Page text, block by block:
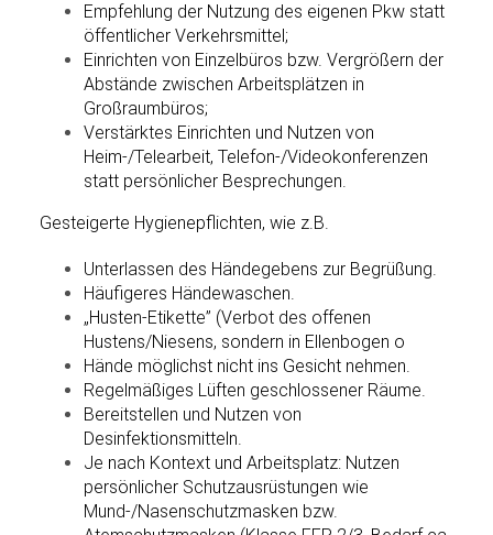
Empfehlung der Nutzung des eigenen Pkw statt
öffentlicher Verkehrsmittel;
Einrichten von Einzelbüros bzw. Vergrößern der
Abstände zwischen Arbeitsplätzen in
Großraumbüros;
Verstärktes Einrichten und Nutzen von
Heim-/Telearbeit, Telefon-/Videokonferenzen
statt persönlicher Besprechungen.
Gesteigerte Hygienepflichten, wie z.B.
Unterlassen des Händegebens zur Begrüßung.
Häufigeres Händewaschen.
„Husten-Etikette” (Verbot des offenen
Hustens/Niesens, sondern in Ellenbogen o
Hände möglichst nicht ins Gesicht nehmen.
Regelmäßiges Lüften geschlossener Räume.
Bereitstellen und Nutzen von
Desinfektionsmitteln.
Je nach Kontext und Arbeitsplatz: Nutzen
persönlicher Schutzausrüstungen wie
Mund-/Nasenschutzmasken bzw.